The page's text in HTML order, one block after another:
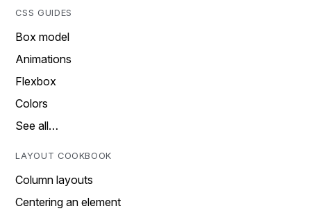
CSS GUIDES
Box model
Animations
Flexbox
Colors
See all…
LAYOUT COOKBOOK
Column layouts
Centering an element